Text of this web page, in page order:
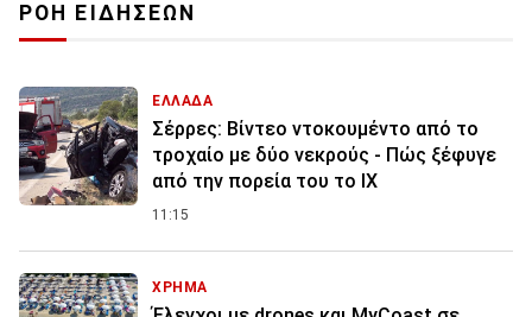
ΡΟΗ ΕΙΔΗΣΕΩΝ
ΕΛΛΑΔΑ
Σέρρες: Βίντεο ντοκουμέντο από το
τροχαίο με δύο νεκρούς - Πώς ξέφυγε
από την πορεία του το ΙΧ
11:15
ΧΡΗΜΑ